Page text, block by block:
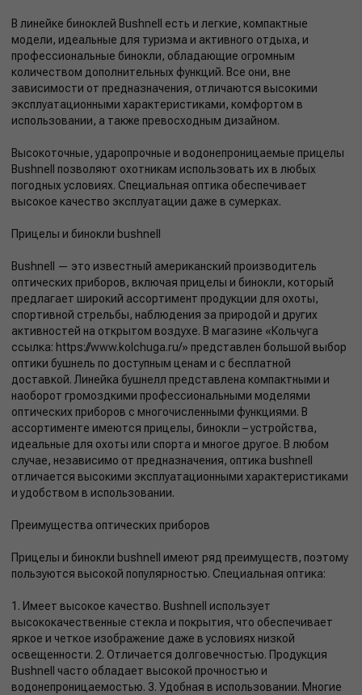
В линейке биноклей Bushnell есть и легкие, компактные
модели, идеальные для туризма и активного отдыха, и
профессиональные бинокли, обладающие огромным
количеством дополнительных функций. Все они, вне
зависимости от предназначения, отличаются высокими
эксплуатационными характеристиками, комфортом в
использовании, а также превосходным дизайном.
Высокоточные, ударопрочные и водонепроницаемые прицелы
Bushnell позволяют охотникам использовать их в любых
погодных условиях. Специальная оптика обеспечивает
высокое качество эксплуатации даже в сумерках.
Прицелы и бинокли bushnell
Bushnell — это известный американский производитель
оптических приборов, включая прицелы и бинокли, который
предлагает широкий ассортимент продукции для охоты,
спортивной стрельбы, наблюдения за природой и других
активностей на открытом воздухе. В магазине «Кольчуга
ссылка: https://www.kolchuga.ru/» представлен большой выбор
оптики бушнель по доступным ценам и с бесплатной
доставкой. Линейка бушнелл представлена компактными и
наоборот громоздкими профессиональными моделями
оптических приборов с многочисленными функциями. В
ассортименте имеются прицелы, бинокли – устройства,
идеальные для охоты или спорта и многое другое. В любом
случае, независимо от предназначения, оптика bushnell
отличается высокими эксплуатационными характеристиками
и удобством в использовании.
Преимущества оптических приборов
Прицелы и бинокли bushnell имеют ряд преимуществ, поэтому
пользуются высокой популярностью. Специальная оптика:
1. Имеет высокое качество. Bushnell использует
высококачественные стекла и покрытия, что обеспечивает
яркое и четкое изображение даже в условиях низкой
освещенности. 2. Отличается долговечностью. Продукция
Bushnell часто обладает высокой прочностью и
водонепроницаемостью. 3. Удобная в использовании. Многие